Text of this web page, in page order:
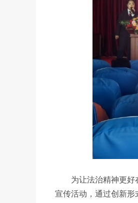
为让法治精神更好
宣传活动，通过创新